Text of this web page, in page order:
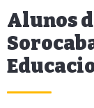
Alunos